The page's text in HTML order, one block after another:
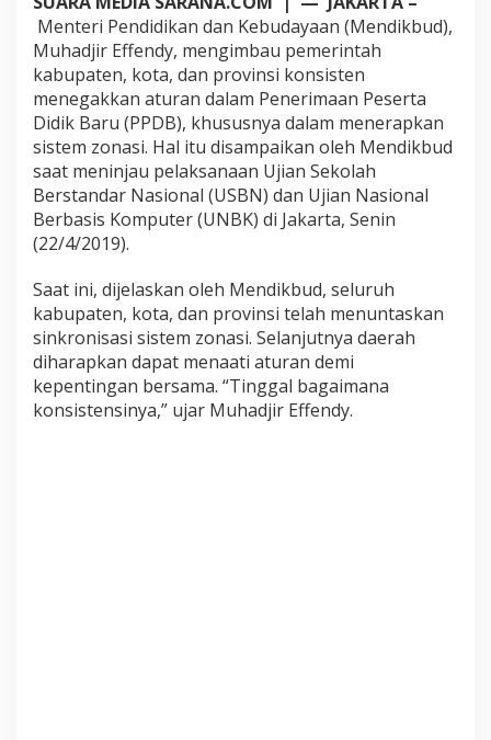
t
e
n
T
e
g
a
k
k
a
n
A
r
a
n
P
P
D
B
Menteri Pendidikan dan Kebudayaan (Mendikbud),
Muhadjir Effendy, mengimbau pemerintah
kabupaten, kota, dan provinsi konsisten
menegakkan aturan dalam Penerimaan Peserta
Didik Baru (PPDB), khususnya dalam menerapkan
sistem zonasi. Hal itu disampaikan oleh Mendikbud
saat meninjau pelaksanaan Ujian Sekolah
Berstandar Nasional (USBN) dan Ujian Nasional
Berbasis Komputer (UNBK) di Jakarta, Senin
(22/4/2019).
Saat ini, dijelaskan oleh Mendikbud, seluruh
kabupaten, kota, dan provinsi telah menuntaskan
sinkronisasi sistem zonasi. Selanjutnya daerah
diharapkan dapat menaati aturan demi
kepentingan bersama. “Tinggal bagaimana
konsistensinya,” ujar Muhadjir Effendy.